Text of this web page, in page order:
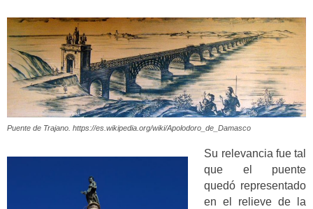
Puente de Trajano. https://es.wikipedia.org/wiki/Apolodoro_de_Damasco
Su relevancia fue tal
que el puente
quedó representado
en el relieve de la